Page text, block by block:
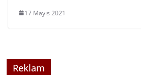
17 Mayıs 2021
Reklam